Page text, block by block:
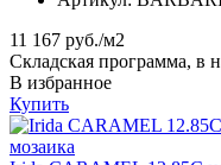
11 167 руб./м2
Складская программа, в
В избранное
Купить